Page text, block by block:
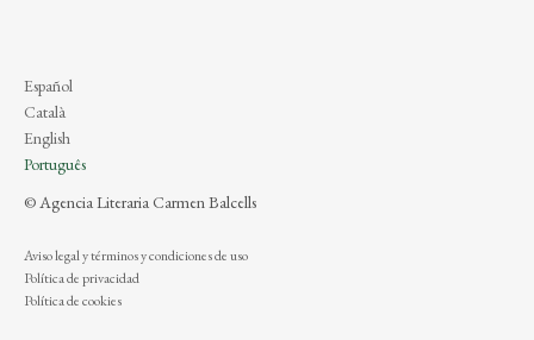
Español
Català
English
Português
© Agencia Literaria Carmen Balcells
Aviso legal y términos y condiciones de uso
Política de privacidad
Política de cookies